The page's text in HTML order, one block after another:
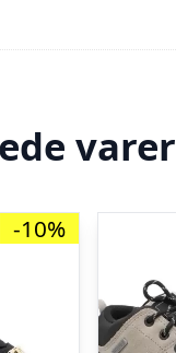
varer
-10%